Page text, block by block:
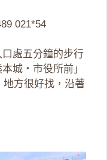
021*54
處五分鐘的步行
城・市役所前」
方很好找，沿著